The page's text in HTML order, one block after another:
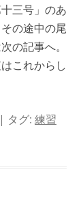
三号」のあ
の途中の尾
の記事へ。
これからし
| タグ: 練習